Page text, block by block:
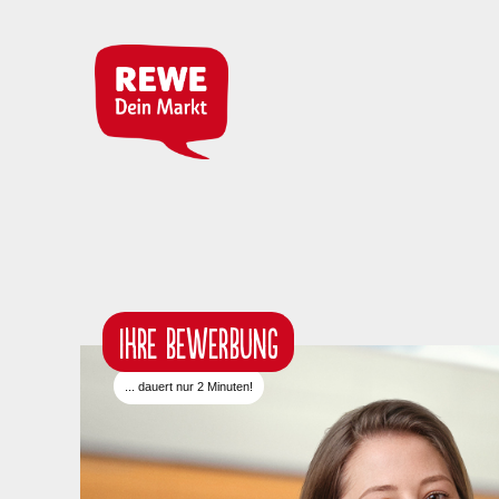
IHRE BEWERBUNG
... dauert nur 2 Minuten!